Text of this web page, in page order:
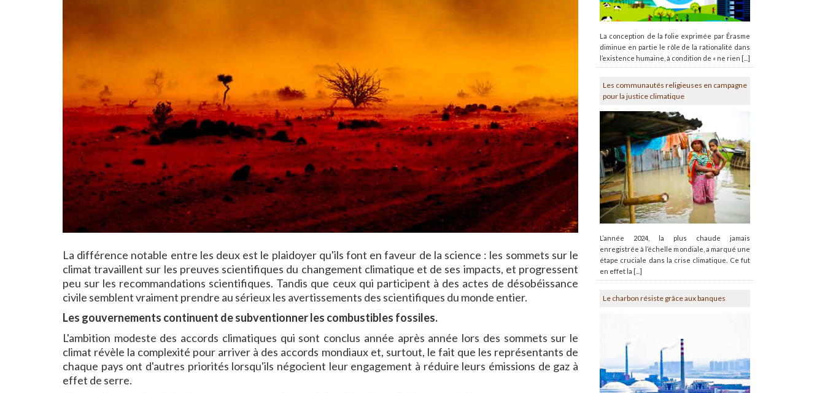
La différence notable entre les deux est le plaidoyer qu'ils font en faveur de la science : les sommets sur le
climat travaillent sur les preuves scientifiques du changement climatique et de ses impacts, et progressent
peu sur les recommandations scientifiques. Tandis que ceux qui participent à des actes de désobéissance
civile semblent vraiment prendre au sérieux les avertissements des scientifiques du monde entier.
Les gouvernements continuent de subventionner les combustibles fossiles.
L'ambition modeste des accords climatiques qui sont conclus année après année lors des sommets sur le
climat révèle la complexité pour arriver à des accords mondiaux et, surtout, le fait que les représentants de
chaque pays ont d'autres priorités lorsqu'ils négocient leur engagement à réduire leurs émissions de gaz à
effet de serre.
La conception de la folie exprimée par Érasme
diminue en partie le rôle de la rationalité dans
l’existence humaine, à condition de « ne rien [...]
Les communautés religieuses en campagne
pour la justice climatique
L’année 2024, la plus chaude jamais
enregistrée à l’échelle mondiale, a marqué une
étape cruciale dans la crise climatique. Ce fut
en effet la [...]
Le charbon résiste grâce aux banques